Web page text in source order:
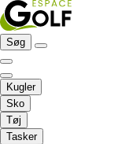
Søg
Kugler
Sko
Tøj
Tasker